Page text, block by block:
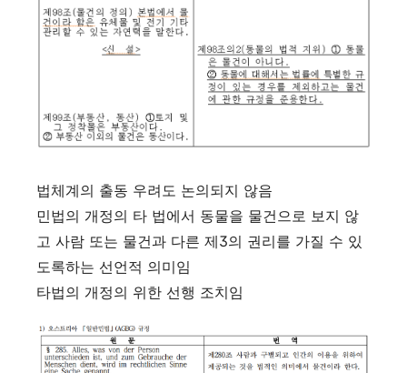
법체계의 출동 우려도 논의되지 않음
민법의 개정의 타 법에서 동물을 물건으로 보지 않
고 사람 또는 물건과 다른 제3의 권리를 가질 수 있
도록하는 선언적 의미임
타법의 개정의 위한 선행 조치임